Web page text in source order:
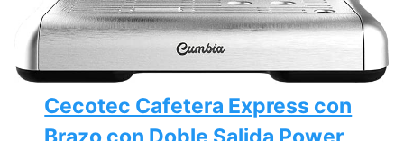
Cecotec Cafetera Express con